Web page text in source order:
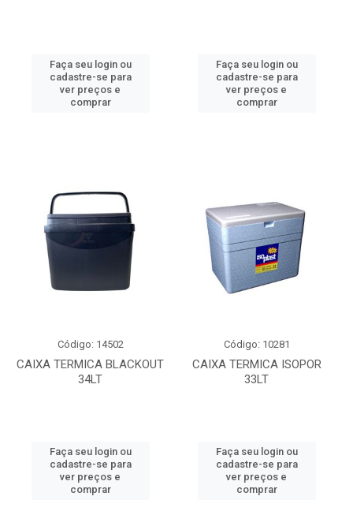
Faça seu login ou
cadastre-se para
ver preços e
comprar
Faça seu login ou
cadastre-se para
ver preços e
comprar
CAIXA TERMICA BLACKOUT
34LT
Código: 14502
Faça seu login ou
cadastre-se para
ver preços e
comprar
CAIXA TERMICA ISOPOR
33LT
Código: 10281
Faça seu login ou
cadastre-se para
ver preços e
comprar